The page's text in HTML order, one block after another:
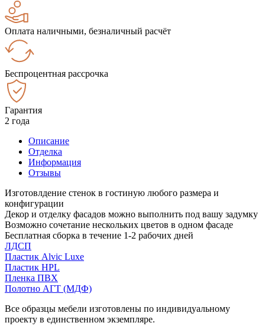
Оплата наличными, безналичный расчёт
Беспроцентная рассрочка
Гарантия
2 года
Описание
Отделка
Информация
Отзывы
Изготовлдение стенок в гостиную любого размера и
конфигурации
Декор и отделку фасадов можно выполнить под вашу задумку
Возможно сочетание нескольких цветов в одном фасаде
Бесплатная сборка в течение 1-2 рабочих дней
ЛДСП
Пластик Alvic Luxe
Пластик HPL
Пленка ПВХ
Полотно АГТ (МДФ)
Все образцы мебели изготовлены по индивидуальному
проекту в единственном экземпляре.